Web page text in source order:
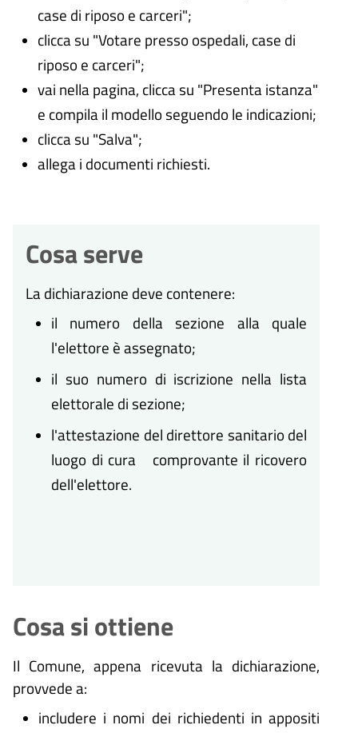
case di riposo e carceri";
clicca su "Votare presso ospedali, case di
riposo e carceri";
vai nella pagina, clicca su "Presenta istanza"
e compila il modello seguendo le indicazioni;
clicca su "Salva";
allega i documenti richiesti.
Cosa serve
La dichiarazione deve contenere:
il numero della sezione alla quale
l'elettore è assegnato;
il suo numero di iscrizione nella lista
elettorale di sezione;
l'attestazione del direttore sanitario del
luogo di cura comprovante il ricovero
dell'elettore.
Cosa si ottiene
Il Comune, appena ricevuta la dichiarazione,
provvede a:
includere i nomi dei richiedenti in appositi